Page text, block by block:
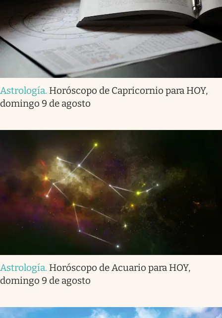
Astrología. Horóscopo de Capricornio para HOY,
domingo 9 de agosto
Astrología. Horóscopo de Acuario para HOY,
domingo 9 de agosto